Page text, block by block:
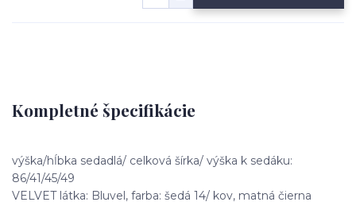
Kompletné špecifikácie
výška/hĺbka sedadlá/ celková šírka/ výška k sedáku:
86/41/45/49
VELVET látka: Bluvel, farba: šedá 14/ kov, matná čierna